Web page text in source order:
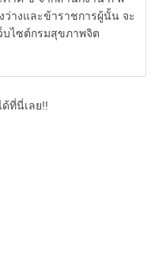
างและข้าราชการผู้นั้น จะ
บไซต์กรมสุขภาพจิต
ที่นี่เลย!!